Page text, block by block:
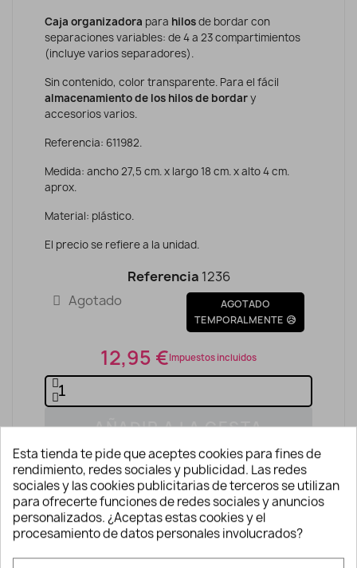
Caja organizadora para hilosde bordar con
separaciones variables: de 4 a 23 compartimientos
(incluye varios separadores).
Sin contenido, color transparente. Para el fácil
almacenamiento de los hilosde bordary
accesorios varios.
Referencia: 611982.
Medida: ancho 27,5 cm. x largo 18 cm. x alto 4 cm.
aprox.
Material: plástico.
El precio se refiere a la unidad.
Referencia 1236
Agotado
AGOTADO
TEMPORALMENTE 😥
12,95 €Impuestos incluidos
AÑADIR A LA CESTA
Esta tienda te pide que aceptes cookies para fines de
rendimiento, redes sociales y publicidad. Las redes
sociales y las cookies publicitarias de terceros se utilizan
para ofrecerte funciones de redes sociales y anuncios
personalizados. ¿Aceptas estas cookies y el
procesamiento de datos personales involucrados?